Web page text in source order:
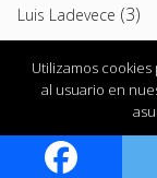
Luis Ladevece (3)
Luis Padron(10)
María Del Carmen
María Del Mar García
Utilizamos
al usuario en